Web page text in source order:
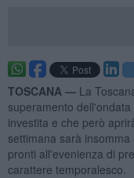
TOSCANA — La
superamento
investita e che però
settimana sarà insomma
pronti all'evenienza di
carattere temporalesco.